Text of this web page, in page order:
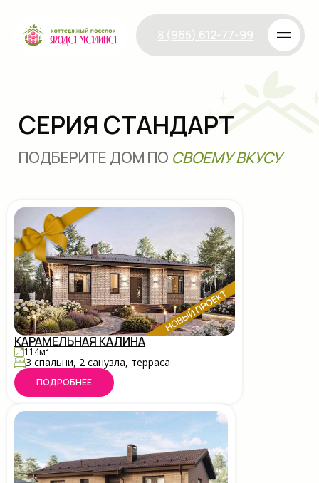
8 (965) 612-77-99 =
ПОДБЕРИТЕ ДОМ ПОСВОЕМУ ВКУСУ
КАРАМЕЛЬНАЯ КАЛИНА
114м²
3 спальни, 2 санузла, терраса
ПОДРОБНЕЕ